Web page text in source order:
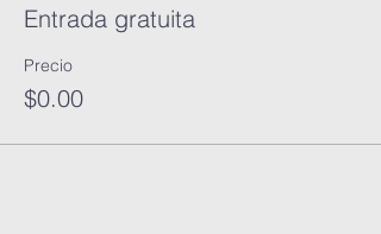
Entrada gratuita
Precio
$0.00